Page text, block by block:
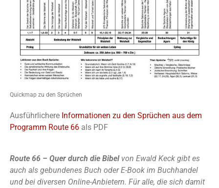
Quickmap zu den Sprüchen
Ausführlichere Informationen zu den Sprüchen aus dem
Programm Route 66 als PDF
Route 66 – Quer durch die Bibel von Ewald Keck gibt es
auch als gebundenes Buch oder E-Book im Buchhandel
und bei diversen Online-Anbietern. Für alle, die sich damit